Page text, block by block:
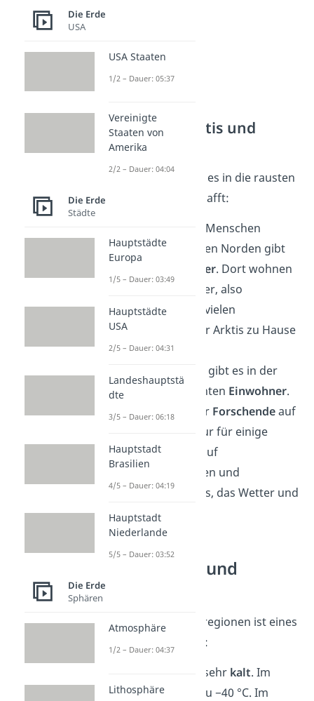
Menschen in Arktis und
Antarktis
Auch Menschen haben es in die rausten
Gebiete der Welt geschafft:
leben Menschen
ganzjährig. Im hohen Norden gibt
Dörfer. Dort wohnen
auch indigene Völker, also
Menschen, die seit vielen
Generationen in der Arktis zu Hause
sind.
Im Gegensatz dazu gibt es in der
Antarktis
keine echten Einwohner.
Dort halten sich nur Forschendeauf
— und das meist nur für einige
Monate. Sie leben auf
Forschungsstationen und
untersuchendas Eis, das Wetter und
die Tierwelt.
Klima in Arktis und
Antarktis
Das Klima in den Polarregionen ist eines
der härtesten der Erde:
ist es sehr kalt. Im
Winter sind es bis zu −40 °C. Im
Die Erde
USA
USA Staaten
1/2 – Dauer: 05:37
Vereinigte
Staaten von
Amerika
2/2 – Dauer: 04:04
Die Erde
Städte
Hauptstädte
Europa
1/5 – Dauer: 03:49
Hauptstädte
USA
2/5 – Dauer: 04:31
Landeshauptstä
dte
3/5 – Dauer: 06:18
Hauptstadt
Brasilien
4/5 – Dauer: 04:19
Hauptstadt
Niederlande
5/5 – Dauer: 03:52
Die Erde
Sphären
Atmosphäre
1/2 – Dauer: 04:37
Lithosphäre